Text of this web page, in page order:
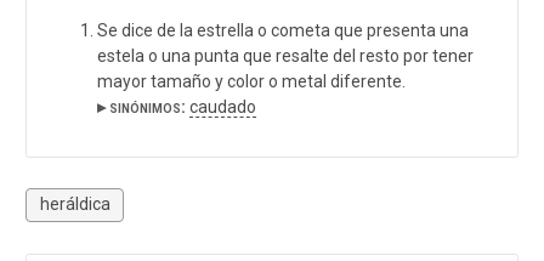
Se dice de la estrella o cometa que presenta una
estela o una punta que resalte del resto por tener
mayor tamaño y color o metal diferente.
▸ sinónimos: caudado
heráldica